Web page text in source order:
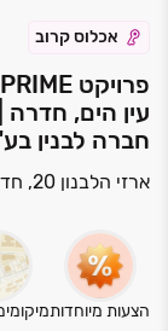
אכלוס קרוב
עין הים,
חברה לבנין
ארזי הלבנון 20, חדרה
הצעות מיוחדות